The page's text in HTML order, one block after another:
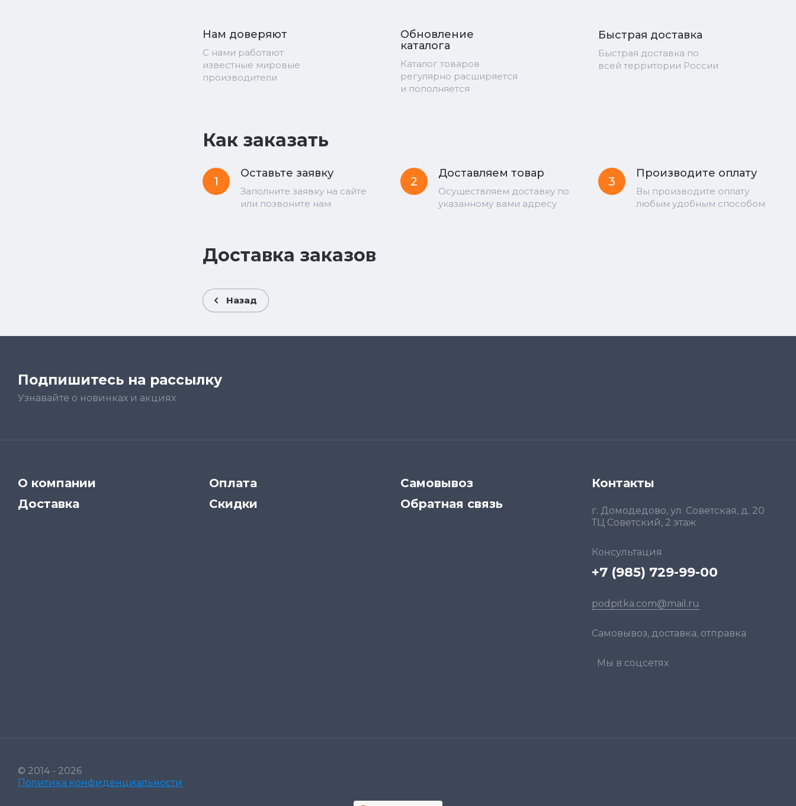
Нам доверяют
С нами работают
известные мировые
производители
Обновление
каталога
Каталог товаров
регулярно расширяется
и пополняется
Быстрая доставка
Быстрая доставка по
всей территории России
Как заказать
1
Оставьте заявку
Заполните заявку на сайте
или позвоните нам
2
Доставляем товар
Осуществляем доставку по
указанному вами адресу
3
Производите оплату
Вы производите оплату
любым удобным способом
Доставка заказов
Назад
Подпишитесь на рассылку
Узнавайте о новинках и акциях
О компании Оплата
Самовывоз
Доставка
Скидки Обратная связь
Контакты
г. Домодедово, ул. Советская, д. 20
ТЦ Советский, 2 этаж
Консультация
+7 (985) 729-99-00
podpitka.com@mail.ru
Самовывоз, доставка, отправка
Мы в соцсетях
© 2014 - 2026
Политика конфиденциальности